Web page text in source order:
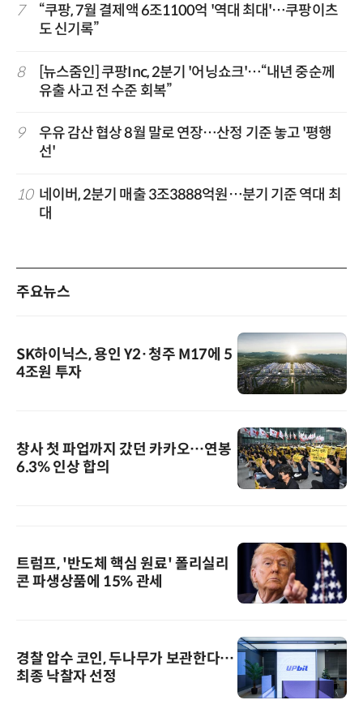
7
“쿠팡, 7월 결제액 6조1100억 '역대 최대'…쿠팡이츠
도 신기록”
8
[뉴스줌인] 쿠팡Inc, 2분기 '어닝쇼크'…“내년 중순께
유출 사고 전 수준 회복”
9
우유 감산 협상 8월 말로 연장…산정 기준 놓고 '평행
선'
10 네이버, 2분기 매출 3조3888억원…분기 기준 역대 최
대
주요뉴스
SK하이닉스, 용인 Y2·청주 M17에 5
4조원 투자
창사 첫 파업까지 갔던 카카오…연봉
6.3% 인상 합의
트럼프, '반도체 핵심 원료' 폴리실리
콘 파생상품에 15% 관세
경찰 압수 코인, 두나무가 보관한다…
최종 낙찰자 선정